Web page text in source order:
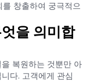
를 창출하여 궁극적으
을 의미합
복원하는 것뿐만 아
다. 고객에게 관심